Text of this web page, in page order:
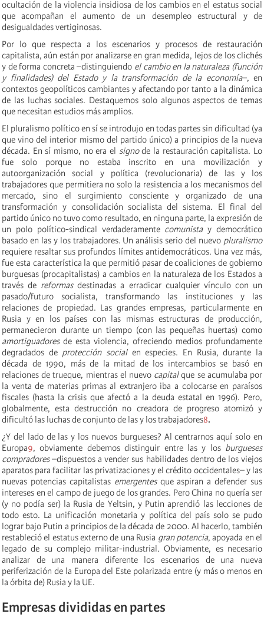
ocultación de la violencia insidiosa de los cambios en el estatus social
que acompañan el aumento de un desempleo estructural y de
desigualdades vertiginosas.
Por lo que respecta a los escenarios y procesos de restauración
capitalista, aún están por analizarse en gran medida, lejos de los clichés
y de forma concreta –distinguiendo el cambio en la naturaleza (función
y finalidades) del Estado y la transformación de la economía–, en
contextos geopolíticos cambiantes y afectando por tanto a la dinámica
de las luchas sociales. Destaquemos solo algunos aspectos de temas
que necesitan estudios más amplios.
El pluralismo político en sí se introdujo en todas partes sin dificultad (ya
que vino del interior mismo del partido único) a principios de la nueva
década. En sí mismo, no era el signode la restauración capitalista. Lo
fue solo porque no estaba inscrito en una movilización y
autoorganización social y política (revolucionaria) de las y los
trabajadores que permitiera no solo la resistencia a los mecanismos del
mercado, sino el surgimiento consciente y organizado de una
transformación y consolidación socialista del sistema. El final del
partido único no tuvo como resultado, en ninguna parte, la expresión de
un polo político-sindical verdaderamente comunistay democrático
basado en las y los trabajadores. Un análisis serio del nuevo pluralismo
requiere resaltar sus profundos límites antidemocráticos. Una vez más,
fue esta característica la que permitió pasar de coaliciones de gobierno
burguesas (procapitalistas) a cambios en la naturaleza de los Estados a
través de reformasdestinadas a erradicar cualquier vínculo con un
pasado/futuro socialista, transformando las instituciones y las
relaciones de propiedad. Las grandes empresas, particularmente en
Rusia y en los países con las mismas estructuras de producción,
permanecieron durante un tiempo (con las pequeñas huertas) como
amortiguadoresde esta violencia, ofreciendo medios profundamente
degradados de protección socialen especies. En Rusia, durante la
década de 1990, más de la mitad de los intercambios se basó en
relaciones de trueque, mientras el nuevo capitalque se acumulaba por
la venta de materias primas al extranjero iba a colocarse en paraísos
fiscales (hasta la crisis que afectó a la deuda estatal en 1996). Pero,
globalmente, esta destrucción no creadora de progreso atomizó y
dificultó las luchas de conjunto de las y los trabajadores8.
¿Y del lado de las y los nuevos burgueses? Al centrarnos aquí solo en
Europa9, obviamente debemos distinguir entre las y los burgueses
compradores–dispuestos a vender sus habilidades dentro de los viejos
aparatos para facilitar las privatizaciones y el crédito occidentales– y las
nuevas potencias capitalistas emergentesque aspiran a defender sus
intereses en el campo de juego de los grandes. Pero China no quería ser
(y no podía ser) la Rusia de Yeltsin, y Putin aprendió las lecciones de
todo esto. La unificación monetaria y política del país solo se pudo
lograr bajo Putin a principios de la década de 2000. Al hacerlo, también
restableció el estatus externo de una Rusia gran potencia, apoyada en el
legado de su complejo militar-industrial. Obviamente, es necesario
analizar de una manera diferente los escenarios de una nueva
periferización de la Europa del Este polarizada entre (y más o menos en
la órbita de) Rusia y la UE.
Empresas divididas en partes